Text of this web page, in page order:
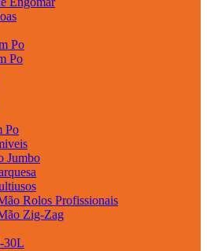
Po
Po
Po
Jumbo
Rolos Profissionais
Zig-Zag
30L